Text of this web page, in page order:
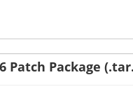
Patch Package